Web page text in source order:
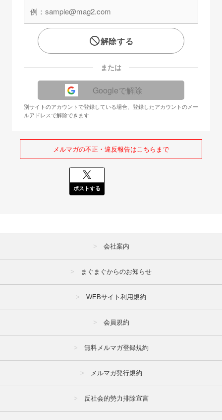
解除する
または
Googleで解除
別サイトのアカウントで登録している場合、登録したアカウントのメー
ルアドレスで解除できます
メルマガの不正・違反報告はこちらまで
ポストする
会社案内
まぐまぐからのお知らせ
WEBサイト利用規約
会員規約
無料メルマガ登録規約
メルマガ発行規約
反社会的勢力排除宣言